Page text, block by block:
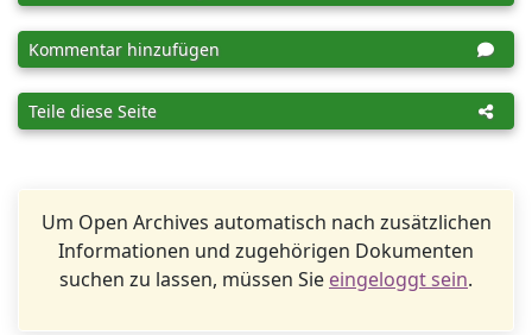
Kommentar hinzufügen
Teile diese Seite
Um Open Archives automatisch nach zusätzlichen
Informationen und zugehörigen Dokumenten
suchen zu lassen, müssen Sie eingeloggt sein.